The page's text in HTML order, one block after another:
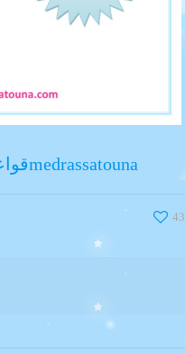
قواعد اللّغة الجملة الاسميةmedrassatouna
43